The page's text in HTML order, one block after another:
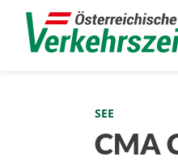
SEE
CMA